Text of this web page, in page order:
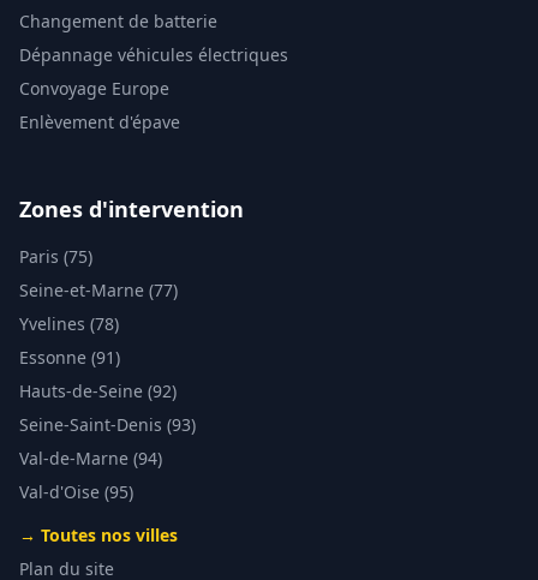
Changement de batterie
Dépannage véhicules électriques
Convoyage Europe
Enlèvement d'épave
Zones d'intervention
Paris (75)
Seine-et-Marne (77)
Yvelines (78)
Essonne (91)
Hauts-de-Seine (92)
Seine-Saint-Denis (93)
Val-de-Marne (94)
Val-d'Oise (95)
→ Toutes nos villes
Plan du site